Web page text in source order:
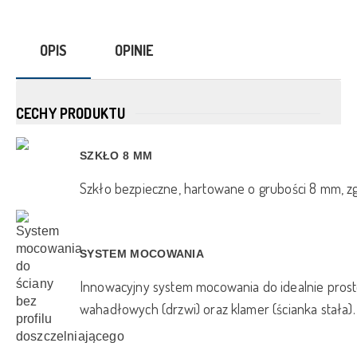
OPIS OPINIE
CECHY PRODUKTU
SZKŁO 8 MM
Szkło bezpieczne, hartowane o grubości 8 mm,
SYSTEM MOCOWANIA
Innowacyjny system mocowania do idealnie
wahadłowych (drzwi) oraz klamer (ścianka stała).